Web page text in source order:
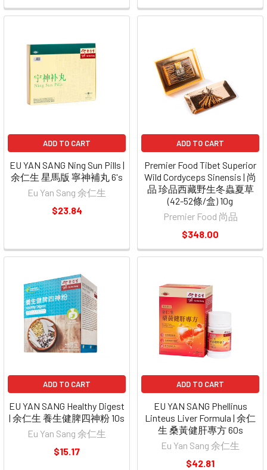
ADD TO CART
EU YAN SANG Ning Sun Pills |
余仁生 星馬版 寧神補丸 6's
Eu Yan Sang 余仁生
$23.84
ADD TO CART
Premier Food Tibet Superior
Wild Cordyceps Sinensis | 尚
品 珍品西藏野生冬蟲夏草
(42-52條/盒) 10g
Premier Food 尚品
$348.00
ADD TO CART
EU YAN SANG Healthy Digest
| 余仁生 養生健脾四神粉 10s
Eu Yan Sang 余仁生
$15.17
ADD TO CART
EU YAN SANG Phellinus
Linteus Liver Formula | 余仁
生 桑黃健肝專方 60s
Eu Yan Sang 余仁生
$42.81